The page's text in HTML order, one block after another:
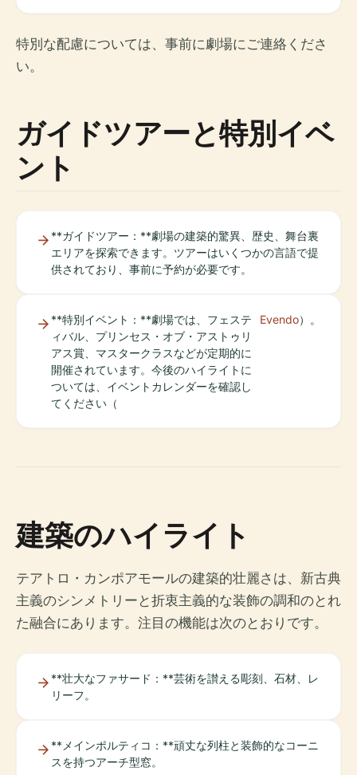
特別な配慮については、事前に劇場にご連絡くださ
い。
ガイドツアーと特別イベ
ント
**ガイドツアー：**劇場の建築的驚異、歴史、舞台裏
エリアを探索できます。ツアーはいくつかの言語で提
供されており、事前に予約が必要です。
**特別イベント：**劇場では、フェステ
ィバル、プリンセス・オブ・アストゥリ
アス賞、マスタークラスなどが定期的に
開催されています。今後のハイライトに
ついては、イベントカレンダーを確認し
てください（
Evendo）。
建築のハイライト
テアトロ・カンポアモールの建築的壮麗さは、新古典
主義のシンメトリーと折衷主義的な装飾の調和のとれ
た融合にあります。注目の機能は次のとおりです。
**壮大なファサード：**芸術を讃える彫刻、石材、レ
リーフ。
**メインポルティコ：**頑丈な列柱と装飾的なコーニ
スを持つアーチ型窓。